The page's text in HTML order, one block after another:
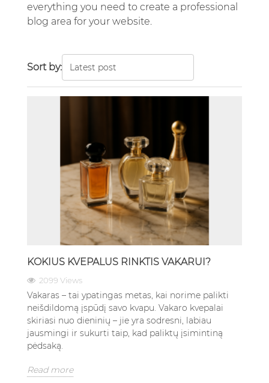
everything you need to create a professional
blog area for your website.
Sort by:
KOKIUS KVEPALUS RINKTIS VAKARUI?
2099 Views
Vakaras – tai ypatingas metas, kai norime palikti
neišdildomą įspūdį savo kvapu. Vakaro kvepalai
skiriasi nuo dieninių – jie yra sodresni, labiau
jausmingi ir sukurti taip, kad paliktų įsimintiną
pėdsaką.
Read more